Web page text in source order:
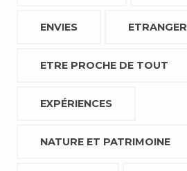
ENVIES ETRANGER
ETRE PROCHE DE TOUT
EXPÉRIENCES
NATURE ET PATRIMOINE